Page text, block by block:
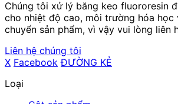
Chúng tôi xử lý băng keo fluororesin
cho nhiệt độ cao, môi trường hóa học
chuyển sản phẩm, vì vậy vui lòng liên
Liên hệ chúng tôi
X Facebook ​ ​ĐƯỜNG KẺ
Loại